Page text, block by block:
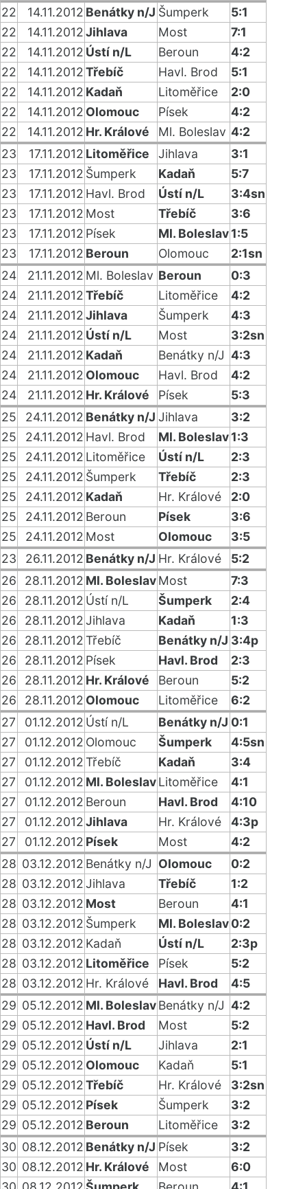
22
14.11.2012 Benátky n/J Šumperk
5:1
22
14.11.2012Jihlava Most
7:1
22
14.11.2012 Ústí n/L Beroun
4:2
22
14.11.2012Třebíč Havl. Brod
5:1
22
14.11.2012 Kadaň Litoměřice
2:0
22
14.11.2012 Olomouc Písek
4:2
22
14.11.2012 Hr. Králové Ml. Boleslav 4:2
23
17.11.2012 Litoměřice Jihlava
3:1
23
17.11.2012 Šumperk Kadaň
5:7
23
17.11.2012 Havl. Brod Ústí n/L
3:4sn
23
17.11.2012 Most Třebíč
3:6
23
17.11.2012 Písek Ml. Boleslav1:5
23
17.11.2012 Beroun Olomouc
2:1sn
24
21.11.2012 Ml. Boleslav Beroun
0:3
24
21.11.2012Třebíč Litoměřice
4:2
24
21.11.2012Jihlava Šumperk
4:3
24
21.11.2012 Ústí n/L Most
3:2sn
24
21.11.2012 Kadaň Benátky n/J 4:3
24
21.11.2012 Olomouc Havl. Brod
4:2
24
21.11.2012 Hr. Králové Písek
5:3
25
24.11.2012 Benátky n/J Jihlava
3:2
25
24.11.2012 Havl. Brod Ml. Boleslav1:3
25
24.11.2012 Litoměřice Ústí n/L
2:3
25
24.11.2012 Šumperk Třebíč
2:3
25
24.11.2012 Kadaň Hr. Králové
2:0
25
24.11.2012 Beroun Písek
3:6
25
24.11.2012 Most Olomouc
3:5
23
26.11.2012 Benátky n/J Hr. Králové
5:2
26
28.11.2012 Ml. BoleslavMost
7:3
26
28.11.2012 Ústí n/L Šumperk
2:4
26
28.11.2012Jihlava Kadaň
1:3
26
28.11.2012Třebíč Benátky n/J 3:4p
26
28.11.2012 Písek Havl. Brod
2:3
26
28.11.2012 Hr. Králové Beroun
5:2
26
28.11.2012 Olomouc Litoměřice
6:2
27
01.12.2012 Ústí n/L Benátky n/J 0:1
27
01.12.2012 Olomouc Šumperk
4:5sn
27
01.12.2012Třebíč Kadaň
3:4
27
01.12.2012 Ml. BoleslavLitoměřice
4:1
27
01.12.2012 Beroun Havl. Brod
4:10
27
01.12.2012Jihlava Hr. Králové
4:3p
27
01.12.2012 Písek Most
4:2
28 03.12.2012 Benátky n/J Olomouc
0:2
28 03.12.2012Jihlava Třebíč
1:2
28 03.12.2012 Most Beroun
4:1
28 03.12.2012 Šumperk Ml. Boleslav0:2
28 03.12.2012 Kadaň Ústí n/L
2:3p
28 03.12.2012 Litoměřice Písek
5:2
28 03.12.2012 Hr. Králové Havl. Brod
4:5
29 05.12.2012 Ml. BoleslavBenátky n/J 4:2
29 05.12.2012 Havl. Brod Most
5:2
29 05.12.2012 Ústí n/L Jihlava
2:1
29 05.12.2012 Olomouc Kadaň
5:1
29 05.12.2012Třebíč Hr. Králové
3:2sn
29 05.12.2012 Písek Šumperk
3:2
29 05.12.2012 Beroun Litoměřice
3:2
30 08.12.2012 Benátky n/J Písek
3:2
30 08.12.2012 Hr. Králové Most
6:0